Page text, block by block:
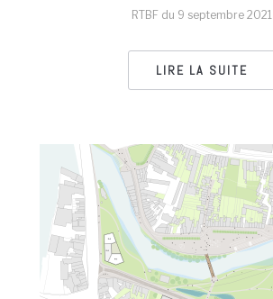
RTBF du 9 septembre 2021
LIRE LA SUITE